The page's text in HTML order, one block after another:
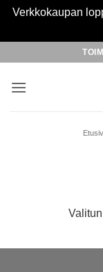
Verkkokaupan
content